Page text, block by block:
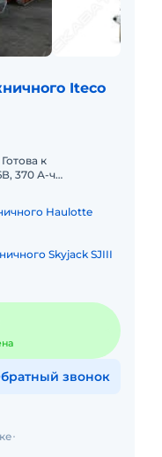
Iteco
Haulotte
Skyjack SJIII
звонок